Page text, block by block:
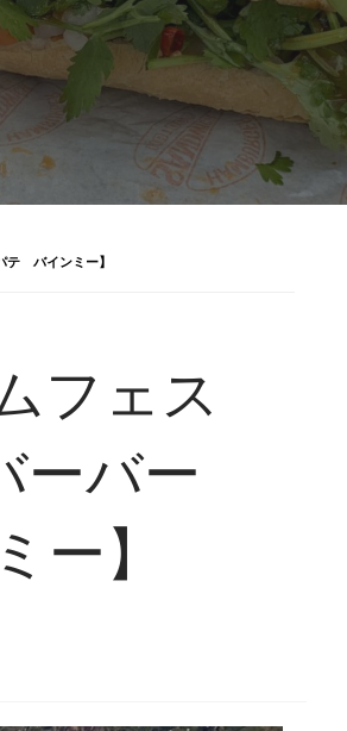
テ バインミー】
フェス
ーバー
ー】